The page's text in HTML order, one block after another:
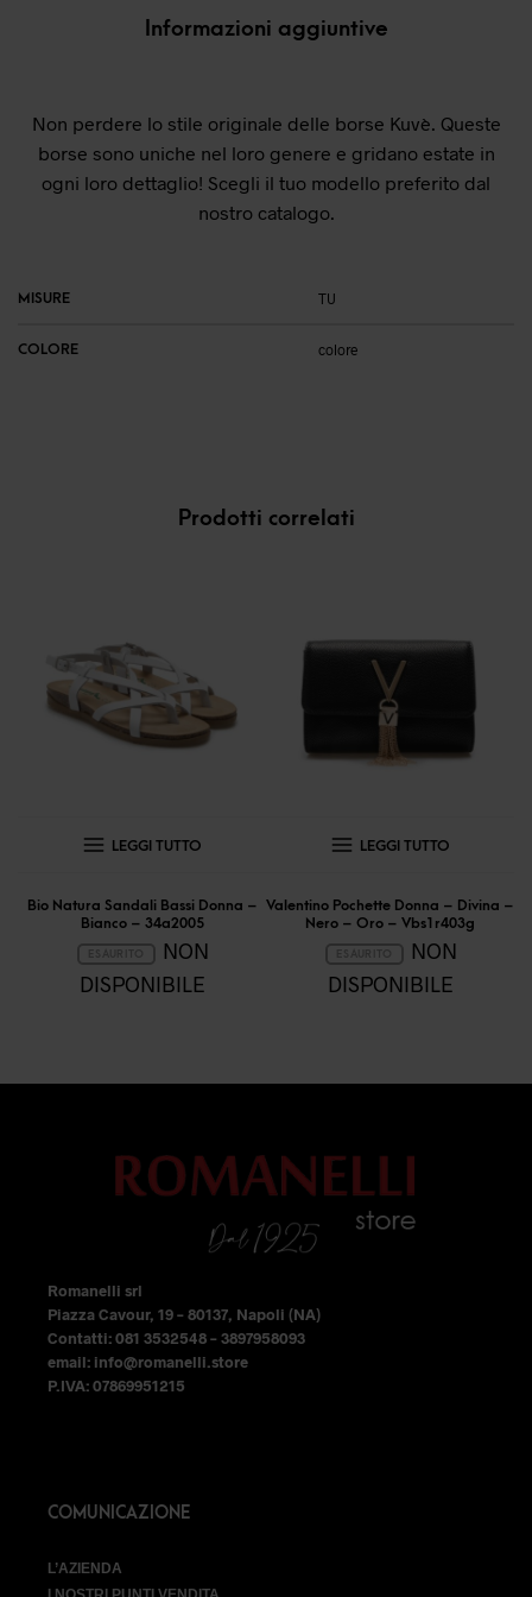
Informazioni aggiuntive
Non perdere lo stile originale delle borse Kuvè. Queste
borse sono uniche nel loro genere e gridano estate in
ogni loro dettaglio! Scegli il tuo modello preferito dal
nostro catalogo.
MISURE TU
COLORE colore
Prodotti correlati
LEGGI TUTTO
Bio Natura Sandali Bassi Donna –
Bianco – 34a2005
NON
DISPONIBILE
LEGGI TUTTO
Valentino Pochette Donna – Divina –
Nero – Oro – Vbs1r403g
NON
DISPONIBILE
Romanelli srl
Piazza Cavour, 19 – 80137, Napoli (NA)
Contatti: 081 3532548 – 3897958093
email: info@romanelli.store
P.IVA: 07869951215
COMUNICAZIONE
L’AZIENDA